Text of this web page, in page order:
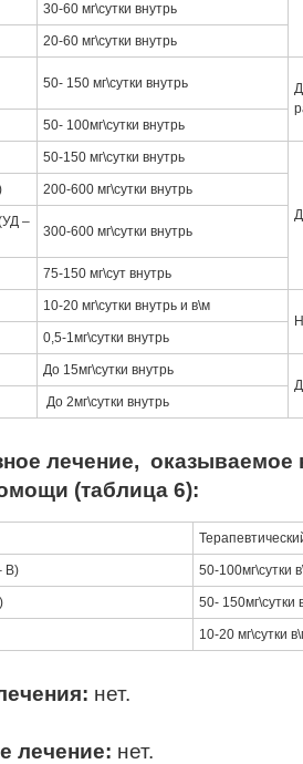
30-60 мг\сутки внутрь
20-60 мг\сутки внутрь
50- 150 мг\сутки внутрь
50- 100мг\сутки внутрь
50-150 мг\сутки внутрь
200-600 мг\сутки внутрь
–
300-600 мг\сутки внутрь
75-150 мг\сут внутрь
10-20 мг\сутки внутрь и в\м
0,5-1мг\сутки внутрь
До 15мг\сутки внутрь
До 2мг\сутки внутрь
лечение, оказываемое
(таблица 6):
В) 50-100мг\сутки
50- 150мг\сутки
10-20 мг\сутки
нет.
лечение: нет.